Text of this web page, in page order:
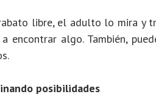
libre, el adulto lo mira y
algo. También,
posibilidades